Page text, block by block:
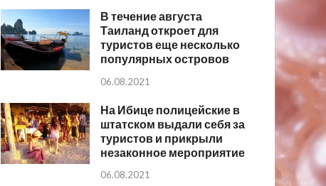
В течение августа
Таиланд откроет для
туристов еще несколько
популярных островов
06.08.2021
На Ибице полицейские в
штатском выдали себя за
туристов и прикрыли
незаконное мероприятие
06.08.2021